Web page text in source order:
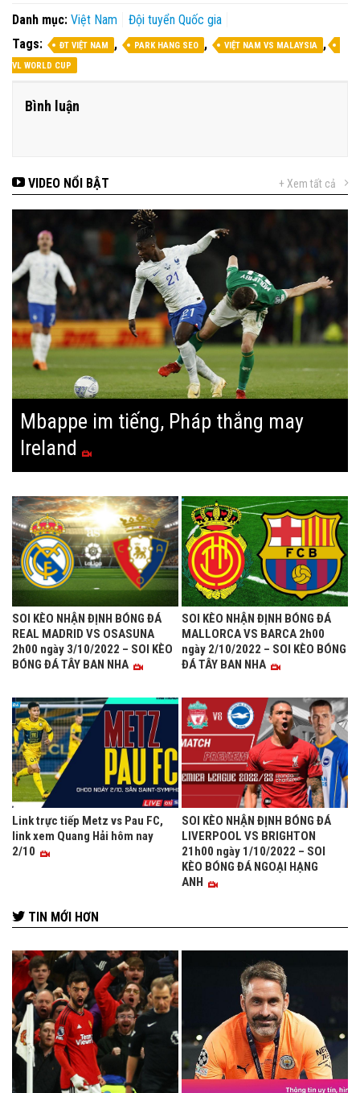
Danh mục: Việt Nam
Đội tuyển Quốc gia
Tags:
ĐT VIỆT NAM , PARK HANG SEO , VIỆT NAM VS MALAYSIA ,
VL WORLD CUP
Bình luận
VIDEO NỔI BẬT + Xem tất cả
Mbappe im tiếng, Pháp thắng may
Ireland
SOI KÈO NHẬN ĐỊNH BÓNG ĐÁ
REAL MADRID VS OSASUNA
2h00 ngày 3/10/2022 – SOI KÈO
BÓNG ĐÁ TÂY BAN NHA
SOI KÈO NHẬN ĐỊNH BÓNG ĐÁ
MALLORCA VS BARCA 2h00
ngày 2/10/2022 – SOI KÈO BÓNG
ĐÁ TÂY BAN NHA
Link trực tiếp Metz vs Pau FC,
link xem Quang Hải hôm nay
2/10
SOI KÈO NHẬN ĐỊNH BÓNG ĐÁ
LIVERPOOL VS BRIGHTON
21h00 ngày 1/10/2022 – SOI
KÈO BÓNG ĐÁ NGOẠI HẠNG
ANH
TIN MỚI HƠN